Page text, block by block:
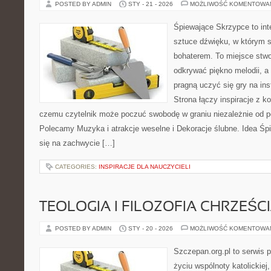
POSTED BY ADMIN STY - 21 - 2026 MOŻLIWOŚĆ
Śpiewające Skrzypce to
sztuce dźwięku, w którym
bohaterem. To miejsce
odkrywać piękno melodii,
pragną uczyć się gry na
Strona łączy inspiracje z
czemu czytelnik może poczuć swobodę w graniu niezależnie od
Polecamy Muzyka i atrakcje weselne i Dekoracje ślubne. Idea
się na zachwycie […]
CATEGORIES: INSPIRACJE DLA NAUCZYCIELI
TEOLOGIA I FILOZOFIA
POSTED BY ADMIN STY - 20 - 2026 MOŻLIWOŚĆ
Szczepan.org.pl to serwis
życiu wspólnoty